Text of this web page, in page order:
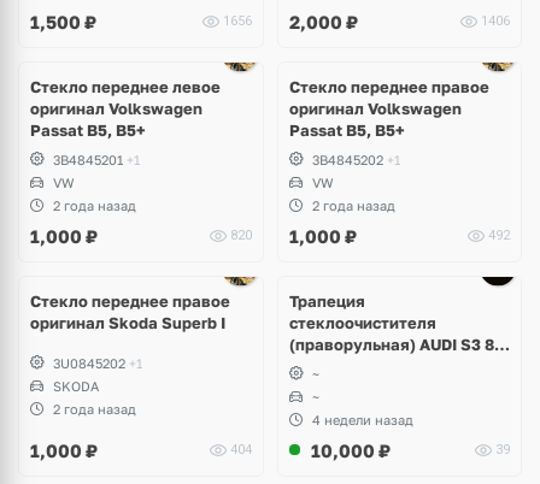
1,500 ₽ 1656 2,000 ₽ 1406
Стекло переднее левое
оригинал Volkswagen
Passat B5, B5+
3B4845201 +1
VW
2 года назад
1,000 ₽ 820
Стекло переднее правое
оригинал Volkswagen
Passat B5, B5+
3B4845202 +1
VW
2 года назад
1,000 ₽ 492
Стекло переднее правое
оригинал Skoda Superb I
3U0845202 +1
SKODA
2 года назад
1,000 ₽ 404
Трапеция
стеклоочистителя
(праворульная) AUDI S3 8Y
8Y2955023B
~
~
4 недели назад
10,000 ₽ 39